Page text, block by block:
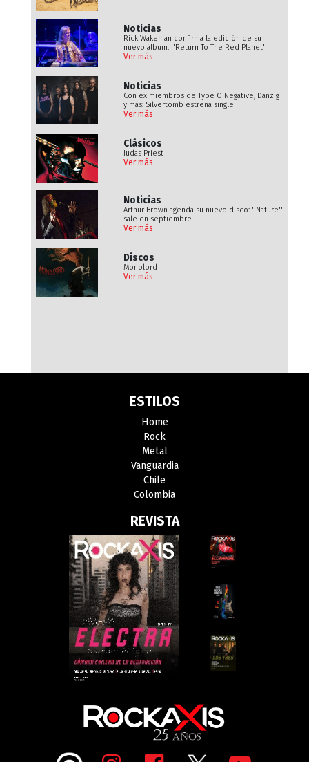
Noticias
Rick Wakeman confirma la edición de su
nuevo álbum: ''Return To The Red Planet''
Ver más
Noticias
Con ex miembros de Type O Negative, Danzig
y más: Silvertomb estrena single
Ver más
Clásicos
Judas Priest
Ver más
Noticias
Arthur Brown agenda su nuevo disco: ''Nature''
sale en septiembre
Ver más
Discos
Monolord
Ver más
ESTILOS
Home
Rock
Metal
Vanguardia
Chile
Colombia
REVISTA